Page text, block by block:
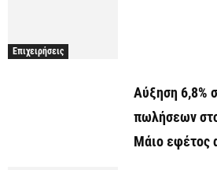
Επιχειρήσεις
Αύξηση 6,8%
πωλήσεων
Μάιο εφέτος